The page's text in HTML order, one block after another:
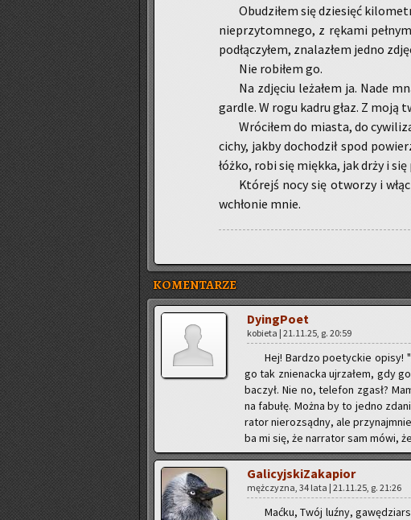
Obu­dzi­łem się dzie­sięć
nie­przy­tom­ne­go, z rę­ka­mi
pod­łą­czy­łem, zna­la­złem jedno
Nie ro­bi­łem go.
Na zdję­ciu le­ża­łem ja. Nade
gar­dle. W rogu kadru głaz. Z moją
Wró­ci­łem do mia­sta, do
cichy, jakby do­cho­dził spod
łóżko, robi się mięk­ka, jak drży i się
Któ­rejś nocy się otwo­rzy i
wchło­nie mnie.
KOMENTARZE
Dy­ing­Po­et
ko­bie­ta | 21.11.25, g. 20:59
Hej! Bar­dzo po­etyc­kie opisy!
go tak znie­nac­ka uj­rza­łem, gdy
ba­czył. Nie no, te­le­fon zgasł?
na fa­bu­łę. Można by to jedno
ra­tor nie­roz­sąd­ny, ale
ba mi się, że nar­ra­tor sam mówi,
Ga­li­cyj­ski­Za­ka­pior
męż­czy­zna, 34 lata | 21.11.25, g. 21:26
Maćku, Twój luźny,